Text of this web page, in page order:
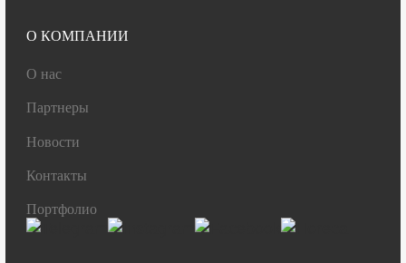
О КОМПАНИИ
О нас
Партнеры
Новости
Контакты
Портфолио